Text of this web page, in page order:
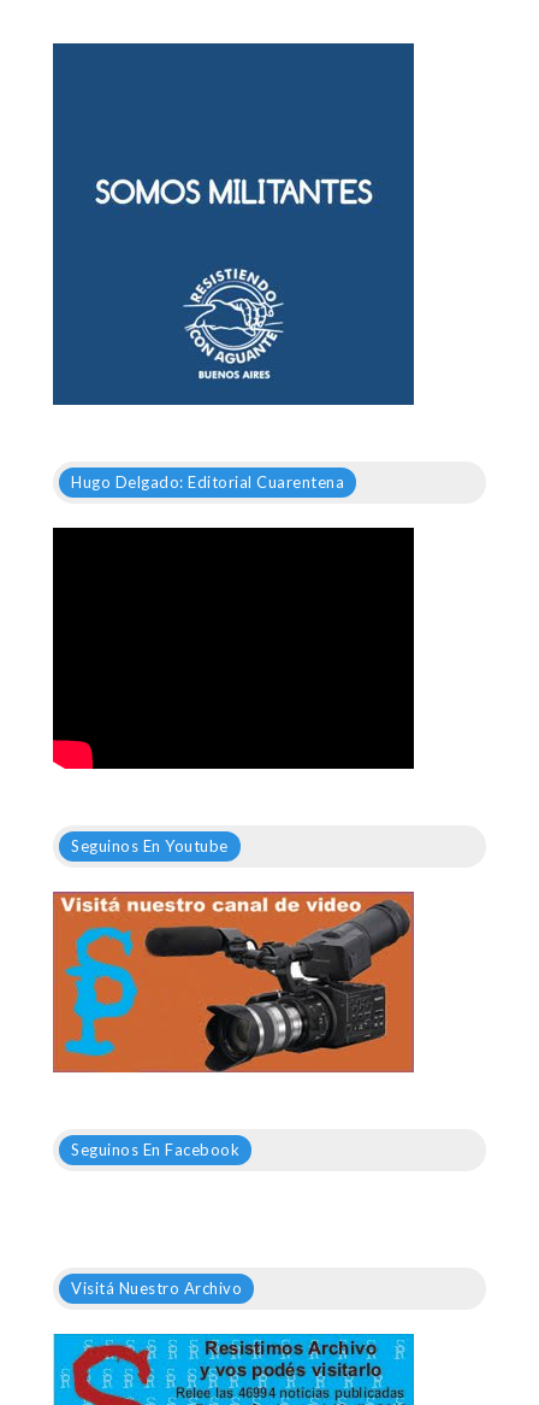
Hugo Delgado: Editorial Cuarentena
Seguinos En Youtube
Seguinos En Facebook
Visitá Nuestro Archivo